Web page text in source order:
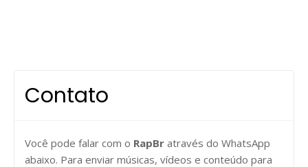
Contato
Você pode falar com o RapBr através do WhatsApp
abaixo. Para enviar músicas, vídeos e conteúdo para